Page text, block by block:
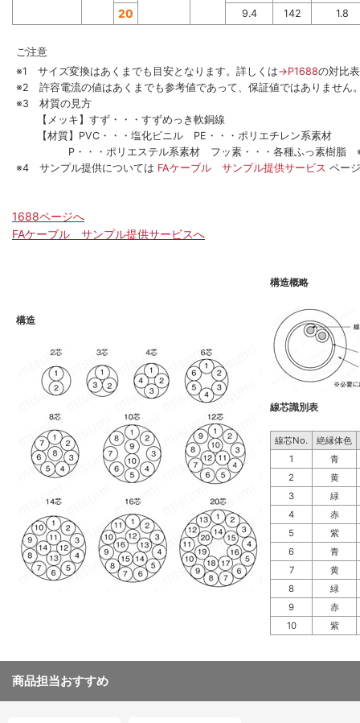
20 9.4 142 1.8
ご注意
※1 サイズ変換はあくまでも目安となります。詳しくは→P1688の対比
※2 許容電流の値はあくまでも参考値であって、保証値ではありません
※3 材質の見方
【メッキ】すず・・・すずめっき軟銅線
【材質】PVC・・・塩化ビニル PE・・・ポリエチレン系素材
P・・・ポリエステル系素材 フッ素・・・各種ふっ素樹脂 ※
※4 サンプル提供については FAケーブル サンプル提供サービス ペー
1688ページへ
FAケーブル サンプル提供サービスへ
構造
構造概略
線芯識別表
線芯No.
絶縁体色
1
青
2
黄
3
緑
4
赤
5
紫
6
青
7
黄
8
緑
9
赤
10
紫
商品担当おすすめ